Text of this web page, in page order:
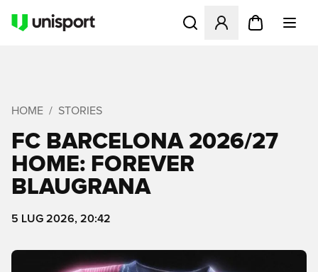
Apre una finestra modale
HOME STORIES
FC BARCELONA 2026/27
HOME: FOREVER
BLAUGRANA
5 LUG 2026, 20:42